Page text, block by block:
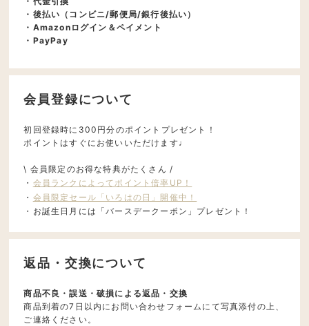
・後払い（コンビニ/郵便局/銀行後払い）
・Amazonログイン＆ペイメント
・PayPay
会員登録について
初回登録時に300円分のポイントプレゼント！
ポイントはすぐにお使いいただけます♩
\ 会員限定のお得な特典がたくさん /
・ 会員ランクによってポイント倍率UP！
・ 会員限定セール「いろはの日」開催中！
・お誕生日月には「バースデークーポン」プレゼント！
返品・交換について
商品不良・誤送・破損による返品・交換
商品到着の7日以内にお問い合わせフォームにて写真添付の上、
ご連絡ください。